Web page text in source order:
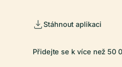
Stáhnout aplikaci
Přidejte se k více než 50